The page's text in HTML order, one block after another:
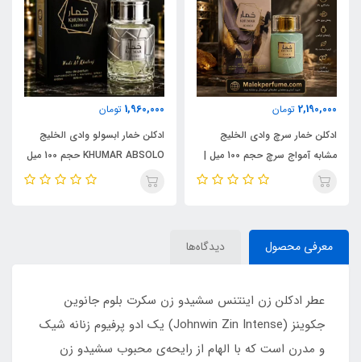
2,190,000 تومان
ادکلن خمار سرچ وادی الخلیج
مشابه آمواج سرچ حجم 100 میل |
KHUMAR Search Eau de
1,960,000 تومان
ادکلن خمار ابسولو وادی الخلیج
KHUMAR ABSOLO حجم 100 میل
| مشابه اورجینال ایو سن لورن مای
معرفی محصول دیدگاه‌ها
عطر ادکلن زن اینتنس سشیدو زن سکرت بلوم جانوین
جکوینز (Johnwin Zin Intense) یک ادو پرفیوم زنانه شیک
و مدرن است که با الهام از رایحه‌ی محبوب سشیدو زن